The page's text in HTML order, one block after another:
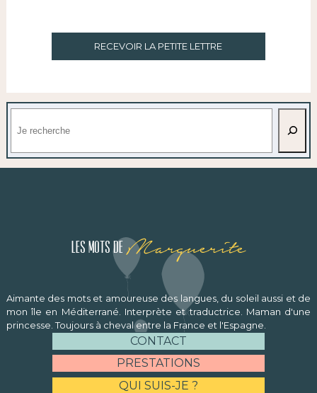
RECEVOIR LA PETITE LETTRE
Les mots de Marguerite
Aimante des mots et amoureuse des langues, du soleil aussi et de
mon île en Méditerrané. Interprète et traductrice. Maman d'une
princesse. Toujours à cheval entre la France et l'Espagne.
CONTACT
PRESTATIONS
QUI SUIS-JE ?